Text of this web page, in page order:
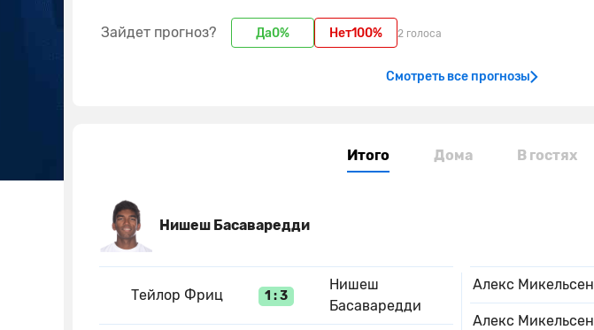
Зайдет прогноз? Да0% Нет100% 2 голоса
Смотреть все прогнозы
Итого Дома В гостях
Нишеш Басаваредди
Тейлор Фриц 1 : 3
Нишеш
Басаваредди
Алекс Микельсен
Алекс Микельсен